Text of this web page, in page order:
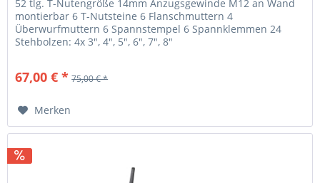
52 tlg. T-Nutengröße 14mm Anzugsgewinde M12 an Wand
montierbar 6 T-Nutsteine 6 Flanschmuttern 4
Überwurfmuttern 6 Spannstempel 6 Spannklemmen 24
Stehbolzen: 4x 3", 4", 5", 6", 7", 8"
67,00 € * 75,00 € *
Merken